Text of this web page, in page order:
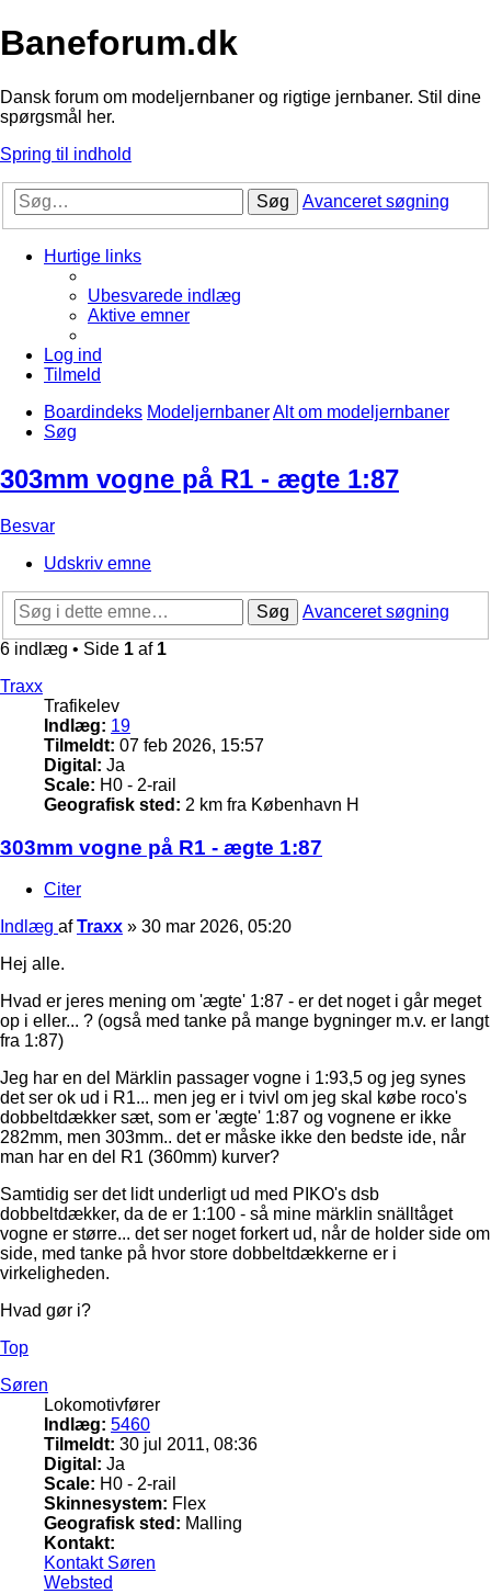
Baneforum.dk
Dansk forum om modeljernbaner og rigtige jernbaner. Stil dine
spørgsmål her.
Spring til indhold
Søg Avanceret søgning
Hurtige links
Ubesvarede indlæg
Aktive emner
Log ind
Tilmeld
Boardindeks ModeljernbanerAlt om modeljernbaner
Søg
303mm vogne på R1 - ægte 1:87
Besvar
Udskriv emne
Søg
Avanceret søgning
6 indlæg • Side 1 af 1
Traxx
Trafikelev
Indlæg: 19
Tilmeldt: 07 feb 2026, 15:57
Digital: Ja
Scale: H0 - 2-rail
Geografisk sted: 2 km fra København H
303mm vogne på R1 - ægte 1:87
Citer
Indlæg afTraxx » 30 mar 2026, 05:20
Hej alle.
Hvad er jeres mening om 'ægte' 1:87 - er det noget i går meget
op i eller... ? (også med tanke på mange bygninger m.v. er langt
fra 1:87)
Jeg har en del Märklin passager vogne i 1:93,5 og jeg synes
det ser ok ud i R1... men jeg er i tvivl om jeg skal købe roco's
dobbeltdækker sæt, som er 'ægte' 1:87 og vognene er ikke
282mm, men 303mm.. det er måske ikke den bedste ide, når
man har en del R1 (360mm) kurver?
Samtidig ser det lidt underligt ud med PIKO's dsb
dobbeltdækker, da de er 1:100 - så mine märklin snälltåget
vogne er større... det ser noget forkert ud, når de holder side om
side, med tanke på hvor store dobbeltdækkerne er i
virkeligheden.
Hvad gør i?
Top
Søren
Lokomotivfører
Indlæg: 5460
Tilmeldt: 30 jul 2011, 08:36
Digital: Ja
Scale: H0 - 2-rail
Skinnesystem: Flex
Geografisk sted: Malling
Kontakt:
Kontakt Søren
Websted